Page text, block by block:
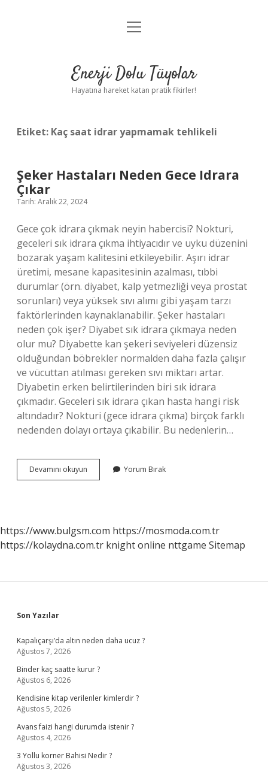
Anasayfa
Yasal Uyarı
menüyü
Enerji Dolu Tüyolar
Hayatına hareket katan pratik fikirler!
Etiket: Kaç saat idrar yapmamak tehlikeli
Şeker Hastaları Neden Gece Idrara
Çıkar
Tarih: Aralık 22, 2024
Gece çok idrara çıkmak neyin habercisi? Nokturi,
geceleri sık idrara çıkma ihtiyacıdır ve uyku düzenini
bozarak yaşam kalitesini etkileyebilir. Aşırı idrar
üretimi, mesane kapasitesinin azalması, tıbbi
durumlar (örn. diyabet, kalp yetmezliği veya prostat
sorunları) veya yüksek sıvı alımı gibi yaşam tarzı
faktörlerinden kaynaklanabilir. Şeker hastaları
neden çok işer? Diyabet sık idrara çıkmaya neden
olur mu? Diyabette kan şekeri seviyeleri düzensiz
olduğundan böbrekler normalden daha fazla çalışır
ve vücuttan atılması gereken sıvı miktarı artar.
Diyabetin erken belirtilerinden biri sık idrara
çıkmadır. Geceleri sık idrara çıkan hasta hangi risk
altındadır? Nokturi (gece idrara çıkma) birçok farklı
nedenden dolayı ortaya çıkabilir. Bu nedenlerin…
Devamını okuyun
Hastaları
Yorum Bırak
https://www.bulgsm.com https://mosmoda.com.tr
https://kolaydna.com.tr knight online nttgame Sitemap
Sidebar
Son Yazılar
Kapalıçarşı’da altın neden daha ucuz ?
Ağustos 7, 2026
Binder kaç saatte kurur ?
Ağustos 6, 2026
Kendisine kitap verilenler kimlerdir ?
Ağustos 5, 2026
Avans faizi hangi durumda istenir ?
Ağustos 4, 2026
3 Yollu korner Bahisi Nedir ?
Ağustos 3, 2026